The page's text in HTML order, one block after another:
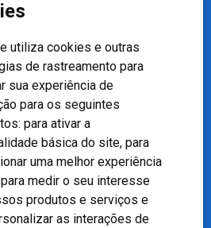
utiliza cookies e outras
de rastreamento para
sua experiência de
para os seguintes
para ativar a
básica do site, para
uma melhor experiência
para medir o seu interesse
produtos e serviços e
as interações de
- 3º andar - Teresópolis, Porto Alegre -